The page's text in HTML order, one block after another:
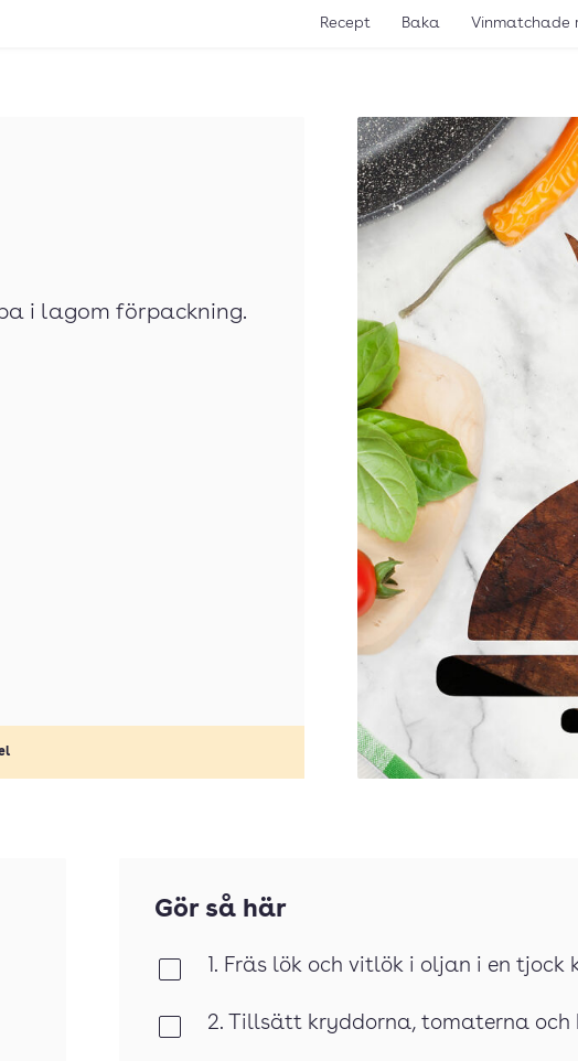
Recept Baka Vinmatchade
i lagom förpackning.
Gör så här
1. Fräs lök och vitlök i oljan i en
2. Tillsätt kryddorna, tomaterna och